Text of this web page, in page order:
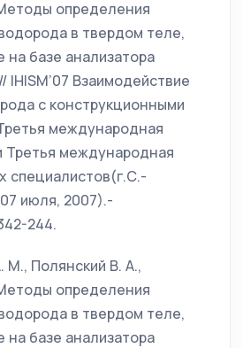
определения
в твердом теле,
на базе анализатора
IHISM’07 Взаимодействие
с конструкционными
международная
Третья международная
специалистов(г.С.-
июля, 2007).-
244.
М., Полянский В. А.,
определения
в твердом теле,
на базе анализатора